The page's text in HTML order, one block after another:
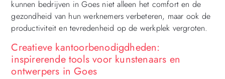
kunnen bedrijven in Goes niet alleen het comfort en de
gezondheid van hun werknemers verbeteren, maar ook de
productiviteit en tevredenheid op de werkplek vergroten.
Creatieve kantoorbenodigdheden:
inspirerende tools voor kunstenaars en
ontwerpers in Goes